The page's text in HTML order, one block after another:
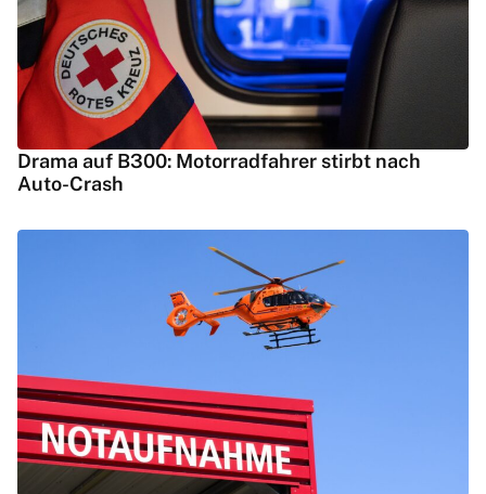
Drama auf B300: Motorradfahrer stirbt nach
Auto-Crash